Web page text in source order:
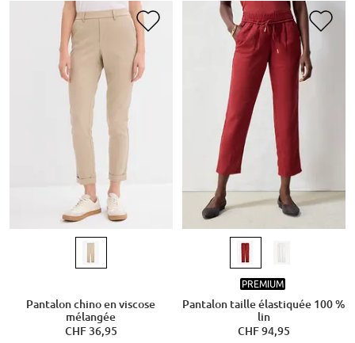
Pantalon chino en viscose
mélangée
CHF 36,95
PREMIUM
Pantalon taille élastiquée 100 %
lin
CHF 94,95